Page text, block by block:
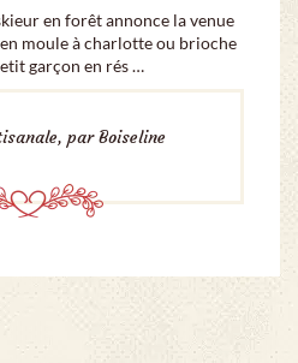
en forêt annonce la venue
moule à charlotte ou brioche
garçon en rés …
par Boiseline